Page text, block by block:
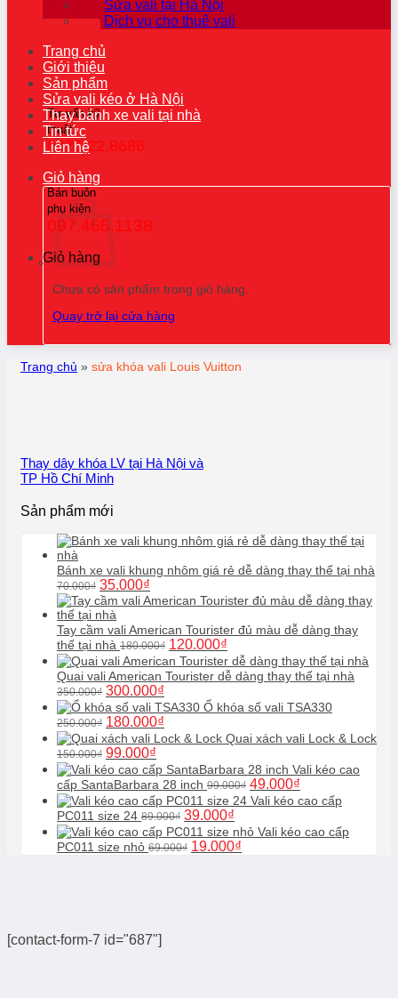
Tư vấn kỹ
thuật
0976.22.8686
Bán buôn
phụ kiện
097.465.1138
Giỏ hàng
Sửa vali tại Hà Nội
Dịch vụ cho thuê vali
Trang chủ
Giới thiệu
Sản phẩm
Sửa vali kéo ở Hà Nội
Thay bánh xe vali tại nhà
Tin tức
Liên hệ
Giỏ hàng
Chưa có sản phẩm trong giỏ hàng.
Quay trở lại cửa hàng
Trang chủ » sửa khóa vali Louis Vuitton
Thay dây khóa LV tại Hà Nội và
TP Hồ Chí Minh
Sản phẩm mới
Bánh xe vali khung nhôm giá rẻ dễ dàng thay thế tại nhà
70.000₫ Giá
gốc
là:
70.000₫.
35.000₫
hiện
là:
35.000₫.
Tay cầm vali American Tourister đủ màu dễ dàng thay
thế tại nhà 180.000₫ Giá
gốc
là:
120.000₫
hiện
tại
120.000₫.
Quai vali American Tourister dễ dàng thay thế tại nhà
350.000₫ Giá
gốc
là:
350.000₫.
300.000₫
hiện
là:
Ổ khóa số vali TSA330
250.000₫ Giá
gốc
là:
250.000₫.
180.000₫
hiện
là:
180.000₫.
Quai xách vali Lock & Lock
150.000₫ Giá
gốc
là:
150.000₫.
99.000₫
hiện
tại
là:
99.000₫.
Vali kéo cao
cấp SantaBarbara 28 inch 99.000₫ Giá
gốc
99.000₫.
49.000₫
hiện
là:
49.000₫.
Vali kéo cao cấp
PC011 size 24 89.000₫ Giá
gốc
là:
39.000₫
hiện
tại
Vali kéo cao cấp
PC011 size nhỏ 69.000₫ Giá
19.000₫
[contact-form-7 id="687"]